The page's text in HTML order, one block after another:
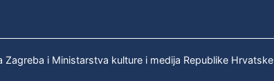
i Ministarstva kulture i medija Republike Hrvatske